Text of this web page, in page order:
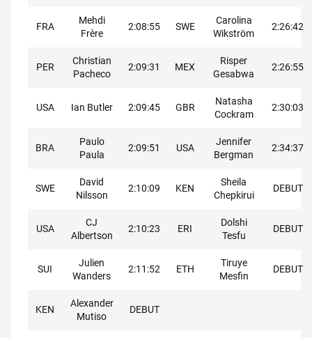
FRA
Mehdi
Frère
2:08:55 SWE
Carolina
Wikström
2:26:42
PER
Christian
Pacheco
2:09:31 MEX
Risper
Gesabwa
2:26:55
USA Ian Butler 2:09:45 GBR
Natasha
Cockram
2:30:03
BRA
Paulo
Paula
2:09:51 USA
Jennifer
Bergman
2:34:37
SWE
David
Nilsson
2:10:09 KEN
Sheila
Chepkirui
DEBUT
USA
CJ
Albertson
2:10:23 ERI
Dolshi
Tesfu
DEBUT
SUI
Julien
Wanders
2:11:52 ETH
Tiruye
Mesfin
DEBUT
KEN
Alexander
Mutiso
DEBUT